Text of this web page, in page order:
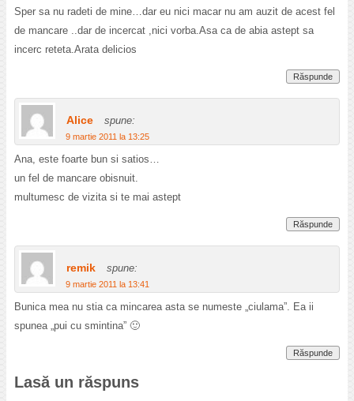
Sper sa nu radeti de mine…dar eu nici macar nu am auzit de acest fel
de mancare ..dar de incercat ,nici vorba.Asa ca de abia astept sa
incerc reteta.Arata delicios
Răspunde
Alice spune:
9 martie 2011 la 13:25
Ana, este foarte bun si satios…
un fel de mancare obisnuit.
multumesc de vizita si te mai astept
Răspunde
remik spune:
9 martie 2011 la 13:41
Bunica mea nu stia ca mincarea asta se numeste „ciulama”. Ea ii
spunea „pui cu smintina” 🙂
Răspunde
Lasă un răspuns